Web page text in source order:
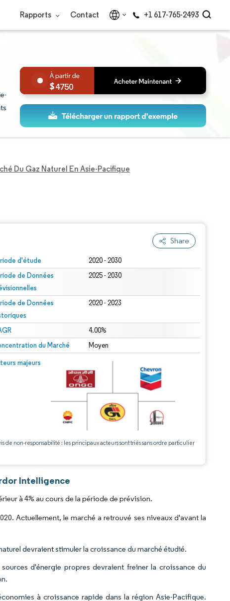
Rapports Contact +1 617-765-2493
4750
Du Gaz Naturel En Asie-Pacifique
Share
d'étude 2020 - 2030
de Données
2025 - 2030
de Données
2020 - 2023
4.00%
du Marché Moyen
majeurs
de non-responsabilité : les principaux acteurs sont triés sans ordre particulier
Intelligence
à 4% au cours de la période de prévision.
Actuellement, le marché a retrouvé ses niveaux d'avant la
devraient stimuler la croissance du marché étudié.
d'énergie propres devraient freiner la croissance du
à croissance rapide dans la région Asie-Pacifique.